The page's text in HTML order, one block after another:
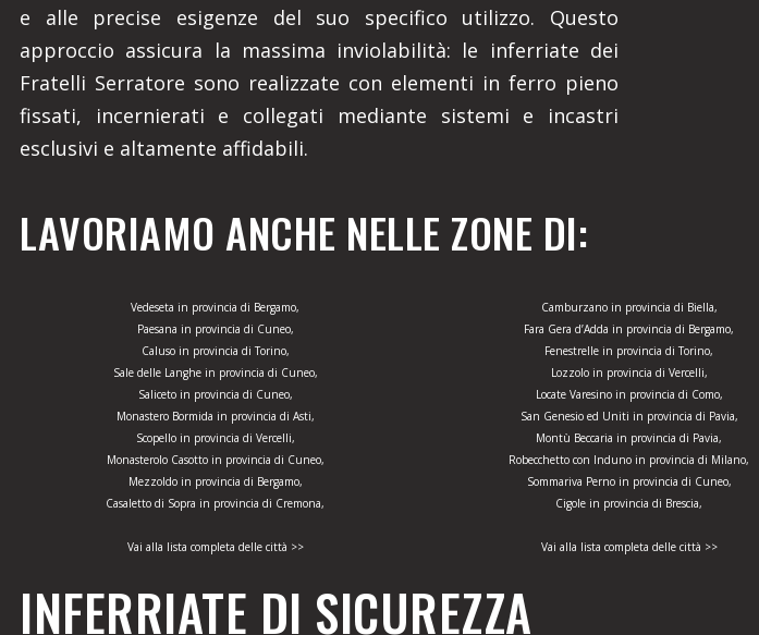
e alle precise esigenze del suo specifico utilizzo. Questo
approccio assicura la massima inviolabilità: le inferriate dei
Fratelli Serratore sono realizzate con elementi in ferro pieno
fissati, incernierati e collegati mediante sistemi e incastri
esclusivi e altamente affidabili.
LAVORIAMO ANCHE NELLE ZONE DI:
Vedeseta in provincia di Bergamo,
Paesana in provincia di Cuneo,
Caluso in provincia di Torino,
Sale delle Langhe in provincia di Cuneo,
Saliceto in provincia di Cuneo,
Monastero Bormida in provincia di Asti,
Scopello in provincia di Vercelli,
Monasterolo Casotto in provincia di Cuneo,
Mezzoldo in provincia di Bergamo,
Casaletto di Sopra in provincia di Cremona,
Vai alla lista completa delle città >>
Camburzano in provincia di Biella,
Fara Gera d’Adda in provincia di Bergamo,
Fenestrelle in provincia di Torino,
Lozzolo in provincia di Vercelli,
Locate Varesino in provincia di Como,
San Genesio ed Uniti in provincia di Pavia,
Montù Beccaria in provincia di Pavia,
Robecchetto con Induno in provincia di Milano,
Sommariva Perno in provincia di Cuneo,
Cigole in provincia di Brescia,
Vai alla lista completa delle città >>
INFERRIATE DI SICUREZZA